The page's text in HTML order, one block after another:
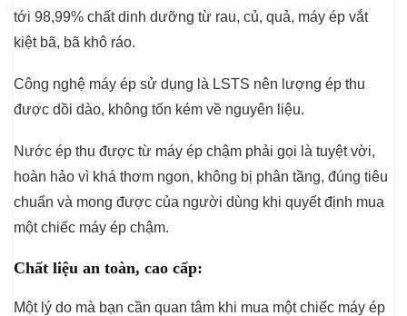
tới 98,99% chất dinh dưỡng từ rau, củ, quả, máy ép vắt
kiệt bã, bã khô ráo.
Công nghệ máy ép sử dụng là LSTS nên lượng ép thu
được dồi dào, không tốn kém về nguyên liệu.
Nước ép thu được từ máy ép chậm phải gọi là tuyệt vời,
hoàn hảo vì khá thơm ngon, không bị phân tầng, đúng tiêu
chuẩn và mong được của người dùng khi quyết định mua
một chiếc máy ép chậm.
Chất liệu an toàn, cao cấp:
Một lý do mà bạn cần quan tâm khi mua một chiếc máy ép